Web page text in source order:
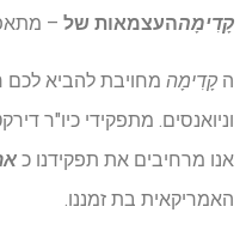
קָדִימָההעצמאות של –
ה קָדִימָה מחויבת להביא לכם
וניואנסים. מתפקידי כיו"ר
אנו מרחיבים את תפקידנו כ
האמריקאית בת זמננו.